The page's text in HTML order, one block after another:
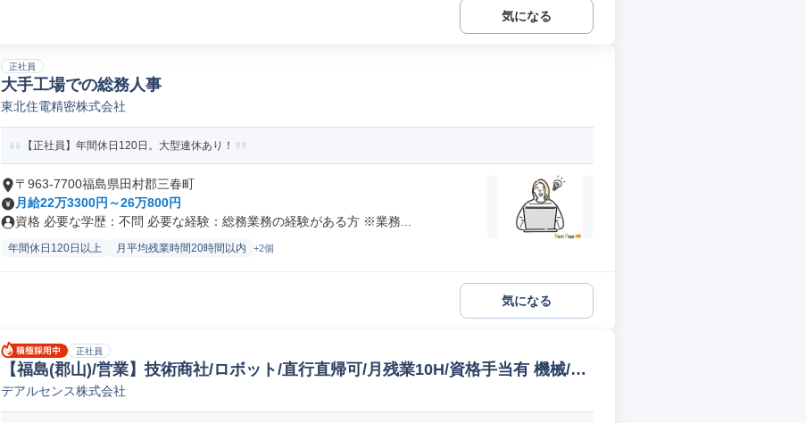
気になる
正社員
大手工場での総務人事
東北住電精密株式会社
【正社員】年間休日120日。大型連休あり！
〒963-7700福島県田村郡三春町
月給22万3300円～26万800円
資格 必要な学歴：不問 必要な経験：総務業務の経験がある方 ※業務...
年間休日120日以上 月平均残業時間20時間以内 +2個
気になる
正社員
【福島(郡山)/営業】技術商社/ロボット/直行直帰可/月残業10H/資格手当有 機械/電
気/電子製品法人営業
デアルセンス株式会社